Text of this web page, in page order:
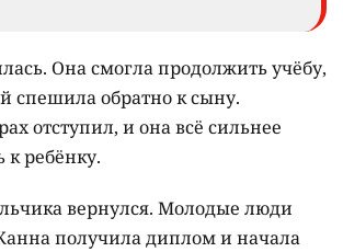
Она смогла продолжить учёбу,
спешила обратно к сыну.
отступил, и она всё сильнее
к ребёнку.
вернулся. Молодые люди
получила диплом и начала